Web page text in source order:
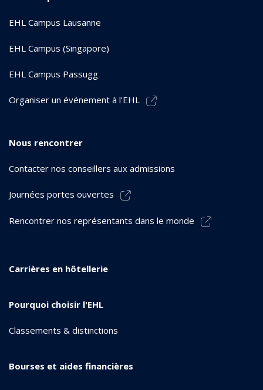
EHL Campus Lausanne
EHL Campus (Singapore)
EHL Campus Passugg
Organiser un événement à l'EHL
Nous rencontrer
Contacter nos conseillers aux admissions
Journées portes ouvertes
Rencontrer nos représentants dans le monde
Carrières en hôtellerie
Pourquoi choisir l'EHL
Classements & distinctions
Bourses et aides financières